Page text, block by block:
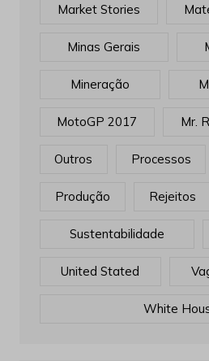
Market Stories
Minas Gerais
Mineração
MotoGP 2017 Mr.
Outros Processos
Produção Rejeitos
Sustentabilidade
United Stated
White